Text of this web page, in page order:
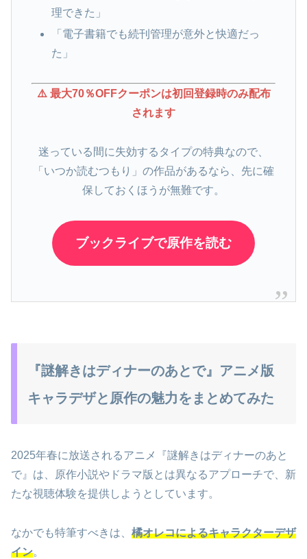
理できた」
「電子書籍でも続刊管理が意外と快適だっ
た」
⚠️ 最大70％OFFクーポンは初回登録時のみ配布
されます
迷っている間に失効するタイプの特典なので、
「いつか読むつもり」の作品があるなら、先に確
保しておくほうが無難です。
ブックライブで原作を読む
『謎解きはディナーのあとで』アニメ版
キャラデザと原作の魅力をまとめてみた
2025年春に放送されるアニメ『謎解きはディナーのあと
で』は、原作小説やドラマ版とは異なるアプローチで、新
たな視聴体験を提供しようとしています。
なかでも特筆すべきは、 橘オレコによるキャラクターデザ
イン。